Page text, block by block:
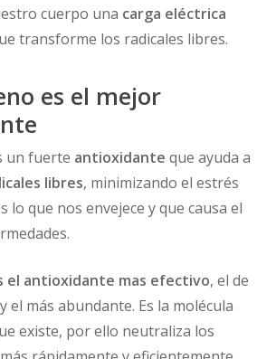
cuerpo una carga eléctrica
transforme los radicales libres.
es el mejor
un fuerte antioxidante que ayuda a
libres, minimizando el estrés
lo que nos envejece y que causa el
el antioxidante mas efectivo, el de
el más abundante. Es la molécula
existe, por ello neutraliza los